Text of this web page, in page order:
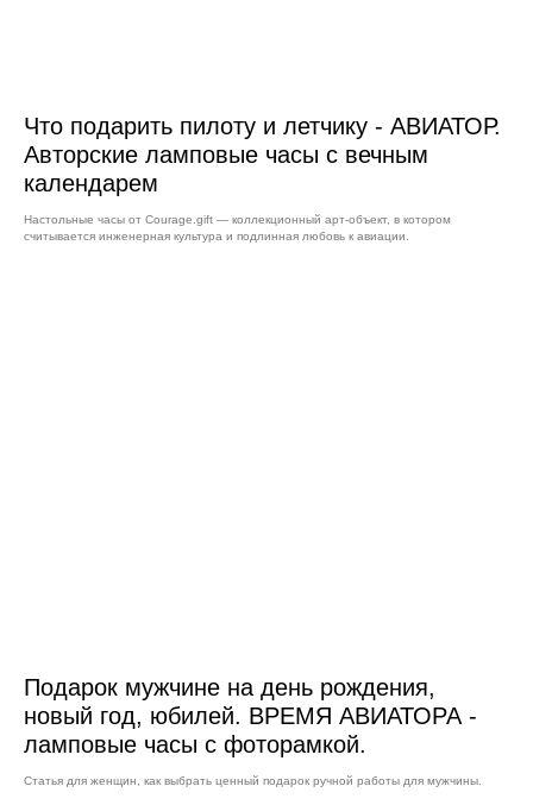
Что подарить пилоту и летчику - АВИАТОР.
Авторские ламповые часы с вечным
календарем
Настольные часы от Courage.gift — коллекционный арт-объект, в котором
считывается инженерная культура и подлинная любовь к авиации.
Подарок мужчине на день рождения,
новый год, юбилей. ВРЕМЯ АВИАТОРА -
ламповые часы с фоторамкой.
Статья для женщин, как выбрать ценный подарок ручной работы для мужчины.